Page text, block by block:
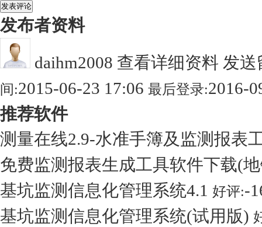
发表评论
发布者资料
daihm2008 查看详细资料 发送
间:2015-06-23 17:06 最后登录:2016-
推荐软件
测量在线2.9-水准手簿及监测报表
免费监测报表生成工具软件下载(
基坑监测信息化管理系统4.1 好评:-
基坑监测信息化管理系统(试用版)